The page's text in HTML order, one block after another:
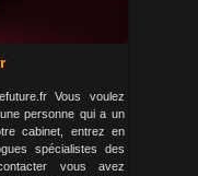
Vous voulez
personne qui a un
cabinet, entrez en
spécialistes des
vous avez